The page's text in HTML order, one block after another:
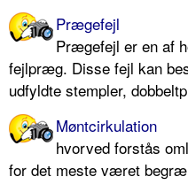
Prægefejl
Prægefejl er en af
fejlpræg. Disse fejl kan
udfyldte stempler,
Møntcirkulation
hvorved forstås
for det meste været